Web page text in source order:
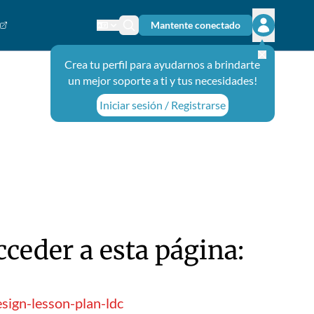
Cambiar el idioma
Ícono de búsqueda
Mantente conectado
Abrir el
Crea tu perfil para ayudarnos a brindarte
un mejor soporte a ti y tus necesidades!
Iniciar sesión / Registrarse
a esta página:
lesson-plan-ldc